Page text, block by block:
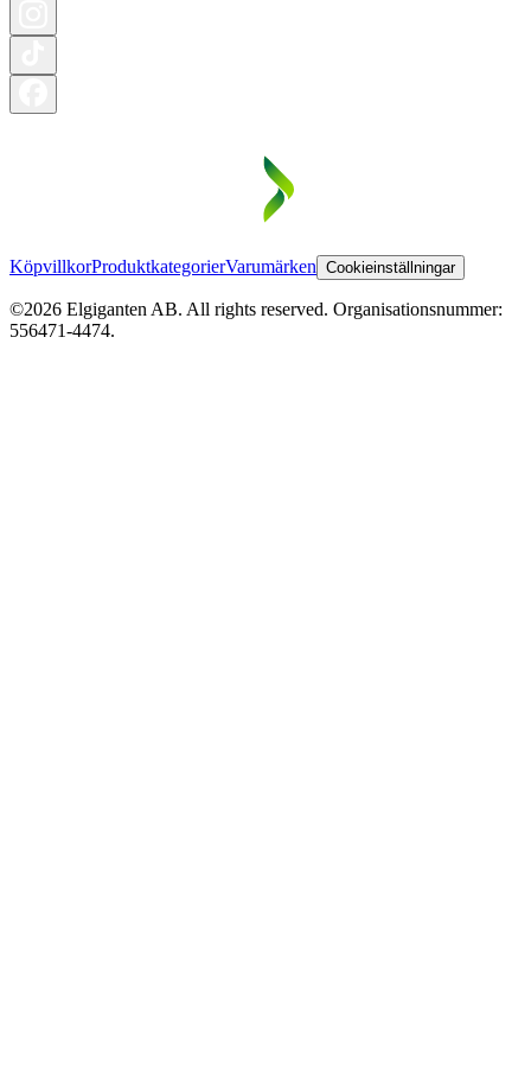
KöpvillkorProduktkategorierVarumärken Cookieinställningar
©2026 Elgiganten AB. All rights reserved. Organisationsnummer:
556471-4474.